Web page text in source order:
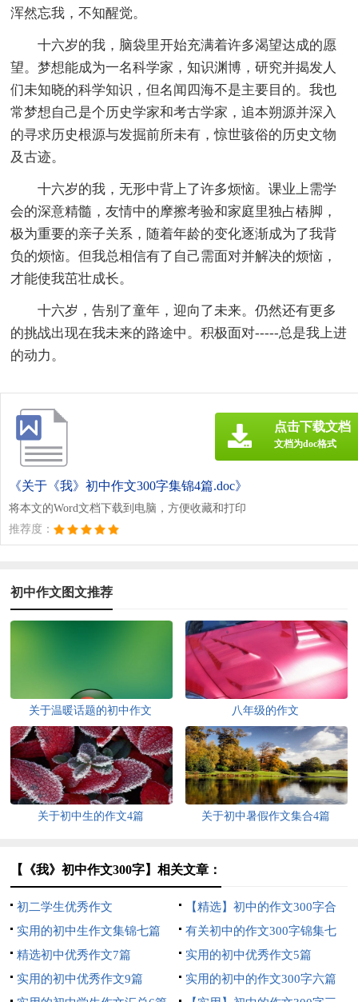
浑然忘我，不知醒觉。
十六岁的我，脑袋里开始充满着许多渴望达成的愿
望。梦想能成为一名科学家，知识渊博，研究并揭发人
们未知晓的科学知识，但名闻四海不是主要目的。我也
常梦想自己是个历史学家和考古学家，追本朔源并深入
的寻求历史根源与发掘前所未有，惊世骇俗的历史文物
及古迹。
十六岁的我，无形中背上了许多烦恼。课业上需学
会的深意精髓，友情中的摩擦考验和家庭里独占樁脚，
极为重要的亲子关系，随着年龄的变化逐渐成为了我背
负的烦恼。但我总相信有了自己需面对并解决的烦恼，
才能使我茁壮成长。
十六岁，告别了童年，迎向了未来。仍然还有更多
的挑战出现在我未来的路途中。积极面对-----总是我上进
的动力。
《关于《我》初中作文300字集锦4篇.doc》
将本文的Word文档下载到电脑，方便收藏和打印
推荐度：
点击下载文档
文档为doc格式
初中作文图文推荐
关于温暖话题的初中作文 八年级的作文
关于初中生的作文4篇 关于初中暑假作文集合4篇
【《我》初中作文300字】相关文章：
初二学生优秀作文
【精选】初中的作文300字合
集六篇
实用的初中生作文集锦七篇
有关初中的作文300字锦集七
篇
精选初中优秀作文7篇
实用的初中优秀作文5篇
实用的初中优秀作文9篇
实用的初中的作文300字六篇